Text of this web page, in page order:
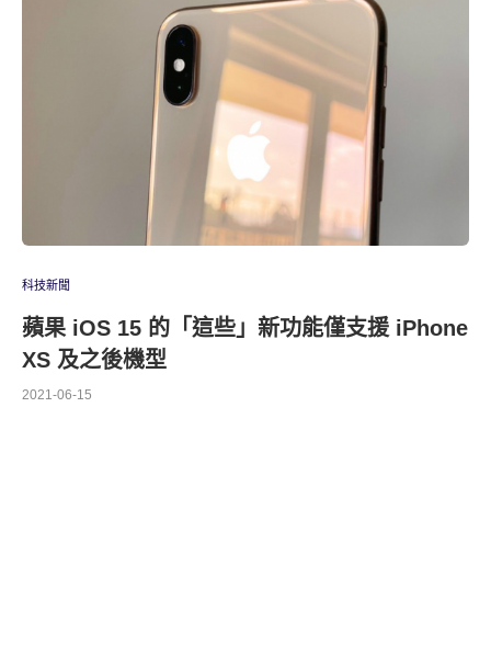
科技新聞
蘋果 iOS 15 的「這些」新功能僅支援 iPhone
XS 及之後機型
2021-06-15